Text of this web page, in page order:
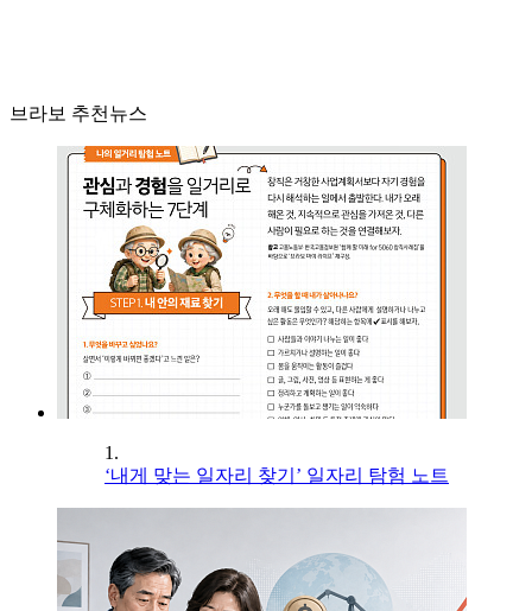
브라보 추천뉴스
1.
‘내게 맞는 일자리 찾기’ 일자리 탐험 노트